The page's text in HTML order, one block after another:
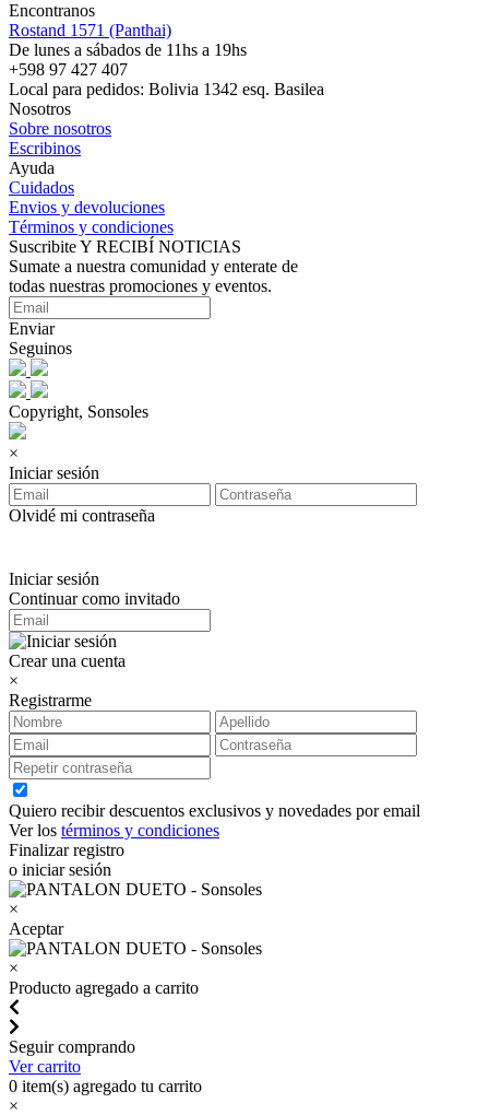
Encontranos
Rostand 1571 (Panthai)
De lunes a sábados de 11hs a 19hs
+598 97 427 407
Local para pedidos: Bolivia 1342 esq. Basilea
Nosotros
Sobre nosotros
Escribinos
Ayuda
Cuidados
Envios y devoluciones
Términos y condiciones
Suscribite Y RECIBÍ NOTICIAS
Sumate a nuestra comunidad y enterate de
todas nuestras promociones y eventos.
Enviar
Seguinos
Copyright, Sonsoles
×
Iniciar sesión
Olvidé mi contraseña
Iniciar sesión
Continuar como invitado
Crear una cuenta
×
Registrarme
Quiero recibir descuentos exclusivos y novedades por email
Ver los términos y condiciones
Finalizar registro
o iniciar sesión
×
Aceptar
×
Producto agregado a carrito
Seguir comprando
Ver carrito
0 item(s) agregado tu carrito
×